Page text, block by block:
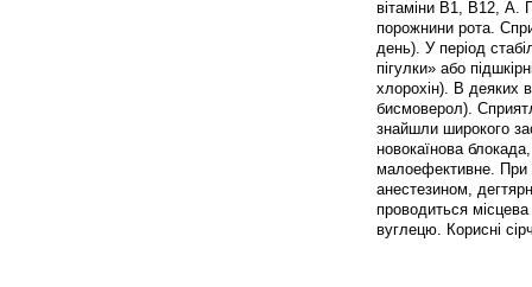
вітаміни B1, B12, А.
порожнини рота.
день). У період
пігулки» або
хлорохін). В деяких
бисмоверол).
знайшли широкого
новокаїнова
малоефективне. При
анестезином,
проводиться
вуглецю. Корисні